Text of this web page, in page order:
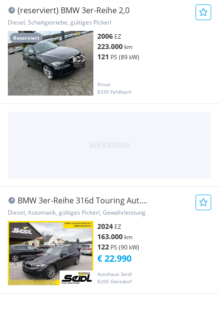
Reserviert
(reserviert) BMW 3er-Reihe 2,0
Diesel, Schaltgetriebe, gültiges Pickerl
2006 EZ
223.000 km
121 PS (89 kW)
Privat
8330 Feldbach
BMW 3er-Reihe 316d Touring Aut.
*2024er+WIDESCREEN*
Diesel, Automatik, gültiges Pickerl, Gewährleistung
2024 EZ
163.000 km
122 PS (90 kW)
Autohaus Seidl
8200 Gleisdorf
€ 22.990